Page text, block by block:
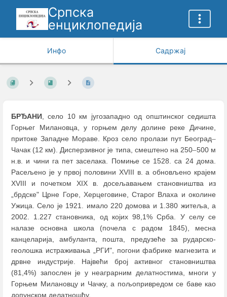
Српска
енциклопедија
Инфо Садржај
БРЂАНИ, село 10 км југозападно од општинског седишта
Горњег Милановца, у горњем делу долине реке Дичине,
притоке Западне Мораве. Кроз село пролази пут Београд–
Чачак (12 км). Дисперзивног је типа, смештено на 250–500 м
н.в. и чини га пет заселака. Помиње се 1528. са 24 дома.
Расељено је у првој половини XVIII в. а обновљено крајем
XVIII и почетком XIX в. досељавањем становништва из
„брдске" Црне Горе, Херцеговине, Старог Влаха и околине
Ужица. Село је 1921. имало 220 домова и 1.380 житеља, а
2002. 1.227 становника, од којих 98,1% Срба. У селу се
налазе основна школа (почела с радом 1845), месна
канцеларија, амбуланта, пошта, предузеће за рударско-
геолошка истраживања „РГИ", погони фабрике магнезита и
дрвне индустрије. Највећи број активног становништва
(81,4%) запослен је у неаграрним делатностима, многи у
Горњем Милановцу и Чачку, а пољопривредом се баве као
допунском делатношћу.